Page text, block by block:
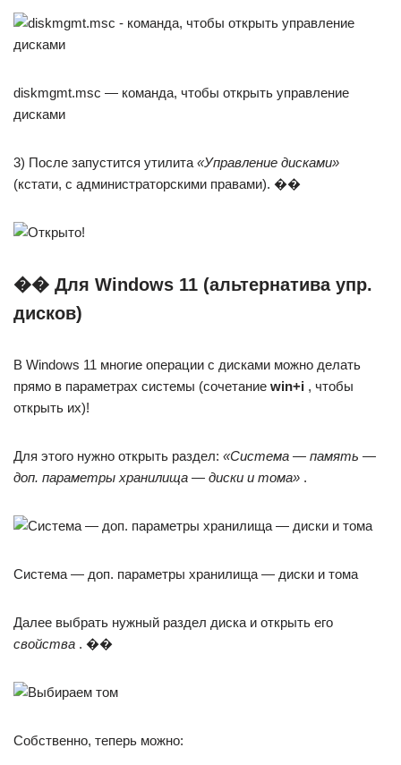
diskmgmt.msc — команда, чтобы открыть управление
дисками
3) После запустится утилита «Управление дисками»
(кстати, с администраторскими правами). ��
�� Для Windows 11 (альтернатива упр.
дисков)
В Windows 11 многие операции с дисками можно делать
прямо в параметрах системы (сочетание win+i , чтобы
открыть их)!
Для этого нужно открыть раздел: «Система — память —
доп. параметры хранилища — диски и тома» .
Система — доп. параметры хранилища — диски и тома
Далее выбрать нужный раздел диска и открыть его
свойства . ��
Собственно, теперь можно: